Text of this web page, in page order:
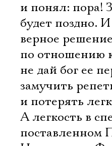
и понял: пора!
будет поздно.
верное
по отношению к
не дай бог ее
замучить
и потерять
А легкость в
поставленном